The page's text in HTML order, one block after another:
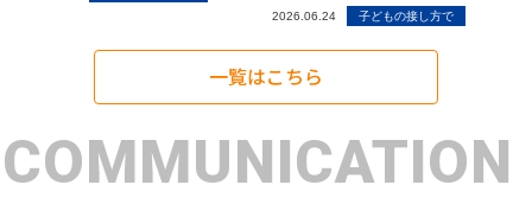
2026.06.24 子どもの接し方で
一覧はこちら
COMMUNICATION